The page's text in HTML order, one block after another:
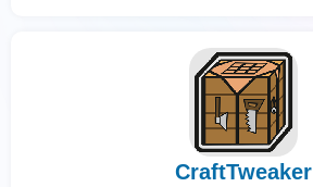
CraftTweaker